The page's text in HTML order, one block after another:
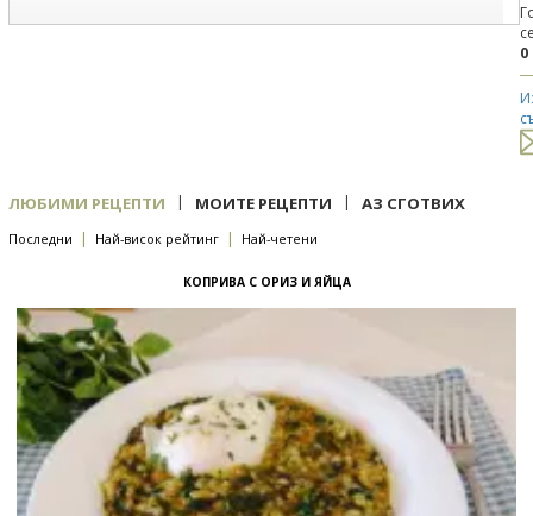
0
ЛЮБИМИ РЕЦЕПТИ | МОИТЕ РЕЦЕПТИ | АЗ СГОТВИХ
Последни | Най-висок рейтинг | Най-четени
КОПРИВА С ОРИЗ И ЯЙЦА